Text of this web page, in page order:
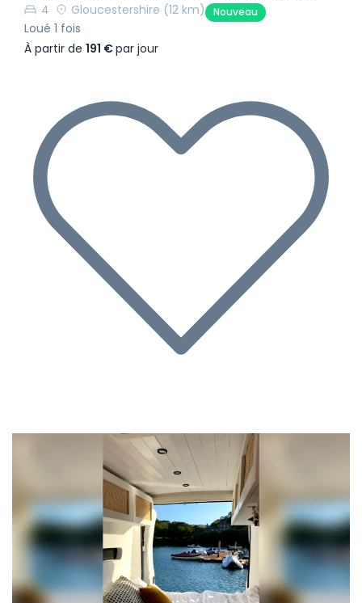
4
Gloucestershire (12 km) Nouveau
Loué 1 fois
À partir de 191 €par jour